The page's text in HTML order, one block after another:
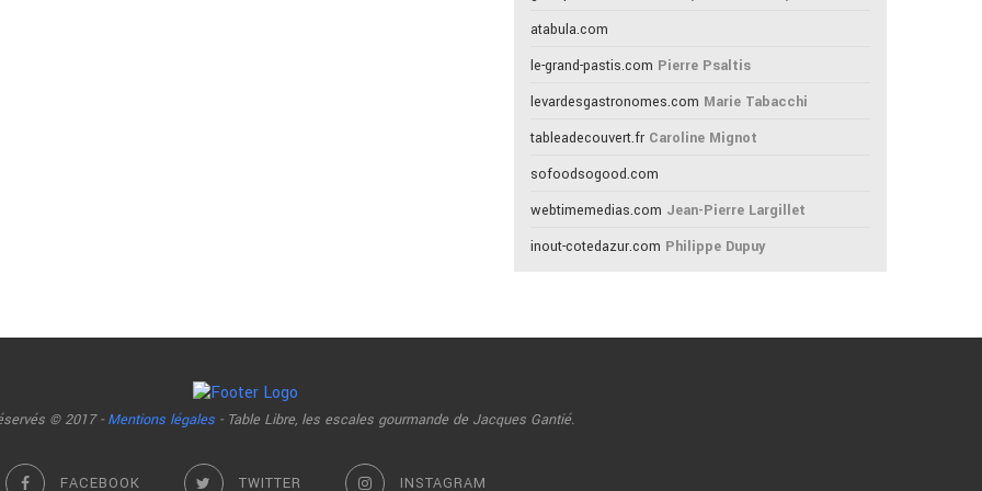
atabula.com
le-grand-pastis.com Pierre Psaltis
levardesgastronomes.com Marie Tabacchi
tableadecouvert.fr Caroline Mignot
sofoodsogood.com
webtimemedias.com Jean-Pierre Largillet
inout-cotedazur.com Philippe Dupuy
© 2017 - Mentions légales - Table Libre, les escales gourmande de Jacques Gantié.
FACEBOOK TWITTER INSTAGRAM